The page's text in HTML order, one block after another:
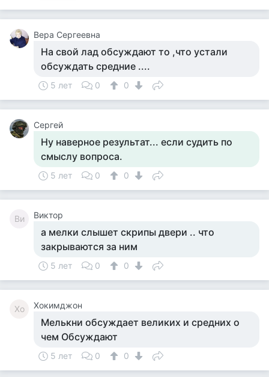
Вера Сергеевна
На свой лад обсуждают то ,что устали
обсуждать средние ....
5 лет 0 0
Сергей
Ну наверное результат... если судить по
смыслу вопроса.
5 лет 0 0
Ви Виктор
а мелки слышет скрипы двери .. что
закрываются за ним
5 лет 0 0
Хо Хокимджон
Мелькни обсуждает великих и средних о
чем Обсуждают
5 лет 0 0